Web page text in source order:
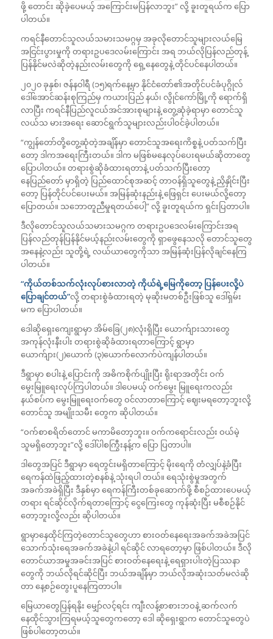
ဖို့ တောင်း ဆိုခဲ့ပေမယ့် အကြောင်းမပြန်လာဘူး” လို့ ခူးတူရယ်က ပြော
ပါတယ်။
ကရင်နီတောင်သူလယ်သမားသမဂ္ဂမှ အခုလိုတောင်သူများလယ်မြေ
အငြင်းပွားမှုကို တရားဥပဒေလမ်းကြောင်း အရ ဘယ်လိုပြန်လည်တုန့်
ပြန်နိုင်မလဲဆိုတဲ့နည်းလမ်းတွေကို ရှေ့နေတွေနဲ့ တိုင်ပင်နေပါတယ်။
၂၀၂၀ ခုနှစ်၊ ဇန်နဝါရီ (၁၅)ရက်နေ့မှာ နိုင်ငံတော်၏အတိုင်ပင်ခံပုဂ္ဂိုလ်
ဒေါ်အောင်ဆန်းစုကြည်မှ ကယားပြည် နယ်၊ လွိုင်ကော်မြို့ကို ရောက်ရှိ
လာပြီး ကရင်နီပြည်လူငယ်အင်အားစုများနဲ့ တွေ့ဆုံခဲ့ရာမှာ တောင်သူ
လယ်သ မားအရေး ဆောင်ရွက်သူများလည်းပါဝင်ခဲ့ပါတယ်။
“ကျွန်တော်တို့တွေ့ဆုံတဲ့အချိန်မှာ တောင်သူအရေးကိစ္စနဲ့ ပတ်သက်ပြီး
တော့ ဒါကအရေးကြီးတယ်။ ဒါက မဖြစ်မနေလုပ်ပေးရမယ်ဆိုတာတွေ
ပြောပါတယ်။ တရားစွဲဆိုခံထားရတာနဲ့ ပတ်သက်ပြီးတော့
နေပြည်တော် မှာရှိတဲ့ ပြည်ထောင်စုအဆင့် တာဝန်ရှိသူတွေနဲ့ ညှိနှိုင်းပြီး
တော့ ပြန်တိုင်ပင်ပေးမယ်။ အမြန်ဆုံးနည်းနဲ့ ဖြေရှင်း ပေးမယ်လို့တော့
ပြောတယ်။ သဘောတူညီမှုရတယ်ပေါ့” လို့ ခူးတူရယ်က ရှင်းပြတာပါ။
ဒီလိုတောင်သူလယ်သမားသမဂ္ဂက တရားဥပဒေလမ်းကြောင်းအရ
ပြန်လည်တုန်ပြန်နိုင်မယ့်နည်းလမ်းတွေကို ရှာဖွေနေသလို တောင်သူတွေ
အနေနဲ့လည်း သူတို့ရဲ့ လယ်ယာတွေကိုသာ အမြန်ဆုံးပြန်လိုချင်နေကြ
ပါတယ်။
“ကိုယ်တစ်သက်လုံးလုပ်စားလာတဲ့ ကိုယ်ရဲ့မြေကိုတော့ ပြန်ပေးလို့ပဲ
ပြောချင်တယ်”လို့ တရားစွဲခံထားရတဲ့ မုဆိုးမတစ်ဦးဖြစ်သူ ဒေါ်ရှမ်း
မက ပြောပါတယ်။
ဒေါဆိုရှေးကျေးရွာမှာ အိမ်ခြေ(၂၈)လုံးရှိပြီး ယောက်ျားသားတွေ
အကုန်လုံးနီးပါး တရားစွဲဆိုခံထားရတာကြောင့် ရွာမှာ
ယောက်ျား(၂)ယောက် (၃)ယောက်လောက်ပဲကျန်ပါတယ်။
ဒီရွာမှာ စပါးနဲ့ ပြောင်းကို အဓိကစိုက်ပျိုးပြီး ရိုးရာအတိုင်း ဝက်
မွေးမြူရေးလုပ်ကြပါတယ်။ ဒါပေမယ့် ဝက်မွေး မြူရေးကလည်း
နယ်စပ်က မွေးမြူရေးဝက်တွေ ဝင်လာတာကြောင့် ဈေးမရတော့ဘူးလို့
တောင်သူ အမျိုးသမီး တွေက ဆိုပါတယ်။
“ဝက်စာစရိတ်တောင် မကာမိတော့ဘူး။ ဝက်ကရောင်းလည်း ဝယ်မဲ့
သူမရှိတော့ဘူး”လို့ ဒေါ်ပါစကြွီးနန့်က ပြော ပြတာပါ။
ဒါတွေအပြင် ဒီရွာမှာ ရေတွင်းမရှိတာကြောင့် မိုးရေကို တံလျှပ်နဲ့ခံပြီး
ရေကန်ထဲဖြည့်ထားတဲ့စနစ်နဲ့ သုံးရပါ တယ်။ ရေသုံးစွဲမှုအတွက်
အခက်အခဲရှိပြီး ဒီနှစ်မှာ ရေကန်ကြီးတစ်ခုဆောက်ဖို့ စီစဉ်ထားပေမယ့်
တရား ရင်ဆိုင်လိုက်ရတာကြောင့် ငွေကြေးတွေ ကုန်ဆုံးပြီး မစီစဉ်နိုင်
တော့ဘူးလို့လည်း ဆိုပါတယ်။
ရွာမှာနေထိုင်ကြတဲ့တောင်သူတွေဟာ စားဝတ်နေရေးအခက်အခဲအပြင်
သောက်သုံးရေအခက်အခဲနဲ့ပါ ရင်ဆိုင် လာရတော့မှာ ဖြစ်ပါတယ်။ ဒီလို
တောင်ယာအမှုအခင်းအပြင် စားဝတ်နေရေးနဲ့ ရေရှားပါးတဲ့ပြဿနာ
တွေကို ဘယ်လိုရင်ဆိုင်ပြီး ဘယ်အချိန်မှာ ဘယ်လိုအဆုံးသတ်မလဲဆို
တာ နေ့စဉ်တွေးပူနေကြတာပါ။
မြေယာတွေပြန်ရနိုး မျှော်လင့်ရင်း ကျီးလန့်စာစားဘဝနဲ့ ဆက်လက်
နေထိုင်သွားကြရမယ့်သူတွေကတော့ ဒေါ ဆိုရှေးရွာက တောင်သူတွေပဲ
ဖြစ်ပါတော့တယ်။